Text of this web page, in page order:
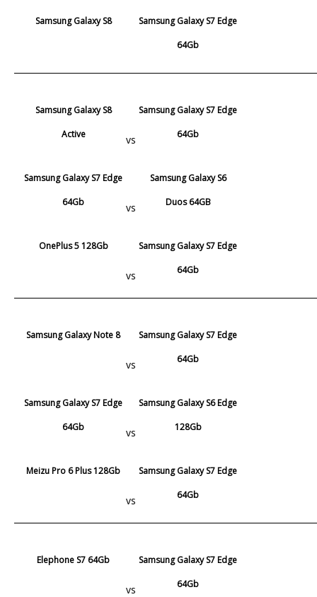
Samsung Galaxy S8
Samsung Galaxy S7 Edge
64Gb
Samsung Galaxy S8
Active
vs
Samsung Galaxy S7 Edge
64Gb
Samsung Galaxy S7 Edge
64Gb
vs
Samsung Galaxy S6
Duos 64GB
OnePlus 5 128Gb
vs
Samsung Galaxy S7 Edge
64Gb
Samsung Galaxy Note 8
vs
Samsung Galaxy S7 Edge
64Gb
Samsung Galaxy S7 Edge
64Gb
vs
Samsung Galaxy S6 Edge
128Gb
Meizu Pro 6 Plus 128Gb
vs
Samsung Galaxy S7 Edge
64Gb
Elephone S7 64Gb
vs
Samsung Galaxy S7 Edge
64Gb